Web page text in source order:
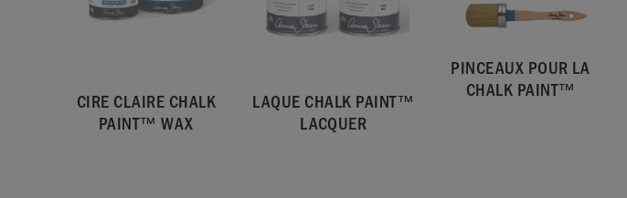
CIRE CLAIRE CHALK
PAINT™ WAX
LAQUE CHALK PAINT™
LACQUER
PINCEAUX POUR LA
CHALK PAINT™